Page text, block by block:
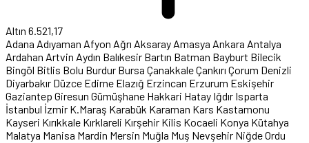
Altın 6.521,17
Adana Adıyaman Afyon Ağrı Aksaray Amasya Ankara Antalya
Ardahan Artvin Aydın Balıkesir Bartın Batman Bayburt Bilecik
Bingöl Bitlis Bolu Burdur Bursa ÇanakkaleÇankırı Çorum Denizli
Diyarbakır Düzce Edirne Elazığ Erzincan Erzurum Eskişehir
Gaziantep Giresun Gümüşhane Hakkari Hatay Iğdır Isparta
İstanbul İzmir K.Maraş Karabük Karaman Kars Kastamonu
Kayseri Kırıkkale Kırklareli Kırşehir Kilis Kocaeli Konya Kütahya
Malatya Manisa Mardin Mersin Muğla Muş Nevşehir NiğdeOrdu